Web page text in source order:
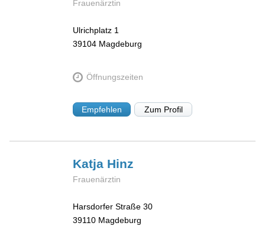
Frauenärztin
Ulrichplatz 1
39104 Magdeburg
Öffnungszeiten
Empfehlen Zum Profil
Katja Hinz
Frauenärztin
Harsdorfer Straße 30
39110 Magdeburg